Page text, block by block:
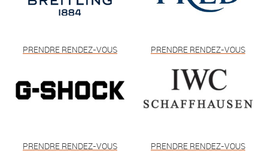
PRENDRE RENDEZ-VOUS PRENDRE RENDEZ-VOUS
PRENDRE RENDEZ-VOUS PRENDRE RENDEZ-VOUS